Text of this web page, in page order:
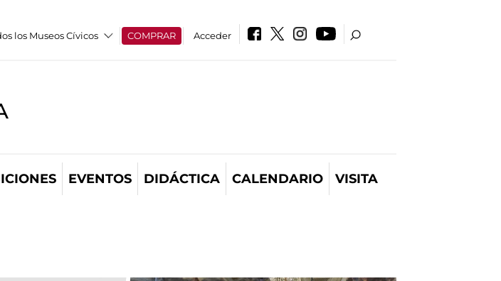
los Museos Cívicos COMPRAR Acceder
EVENTOS DIDÁCTICA CALENDARIO VISITA